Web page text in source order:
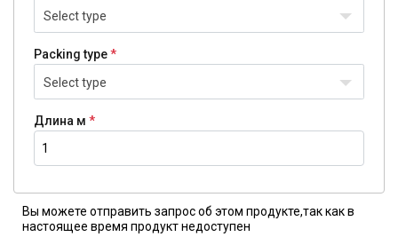
Select type
Packing type
Select type
Длина м
Вы можете отправить запрос об этом продукте,так как в
настоящее время продукт недоступен